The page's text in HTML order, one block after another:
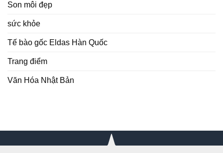
Son môi đẹp
sức khỏe
Tế bào gốc Eldas Hàn Quốc
Trang điểm
Văn Hóa Nhật Bản